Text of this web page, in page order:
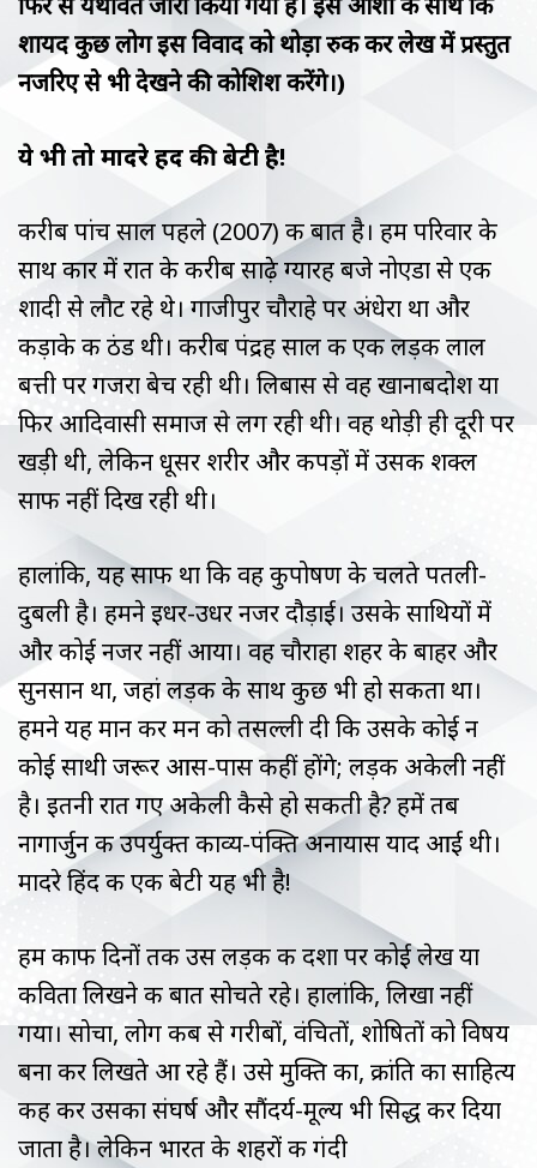
शायद कुछ लोग इस विवाद को थोड़ा रुक कर लेख में प्रस्तुत
नजरिए से भी देखने की कोशिश करेंगे।)
ये भी तो मादरे हिंद की बेटी है!
करीब पांच साल पहले (2007) की बात है। हम परिवार के
साथ कार में रात के करीब साढ़े ग्यारह बजे नोएडा से एक
शादी से लौट रहे थे। गाजीपुर चौराहे पर अंधेरा था और
कड़ाके की ठंड थी। करीब पंद्रह साल की एक लड़की लाल
बत्ती पर गजरा बेच रही थी। लिबास से वह खानाबदोश या
फिर आदिवासी समाज से लग रही थी। वह थोड़ी ही दूरी पर
खड़ी थी, लेकिन धूसर शरीर और कपड़ों में उसकी शक्ल
साफ नहीं दिख रही थी।
हालांकि, यह साफ था कि वह कुपोषण के चलते पतली-
दुबली है। हमने इधर-उधर नजर दौड़ाई। उसके साथियों में
और कोई नजर नहीं आया। वह चौराहा शहर के बाहर और
सुनसान था, जहां लड़की के साथ कुछ भी हो सकता था।
हमने यह मान कर मन को तसल्ली दी कि उसके कोई न
कोई साथी जरूर आस-पास कहीं होंगे; लड़की अकेली नहीं
है। इतनी रात गए अकेली कैसे हो सकती है? हमें तब
नागार्जुन की उपर्युक्त काव्य-पंक्ति अनायास याद आई थी।
मादरे हिंद की एक बेटी यह भी है!
हम काफी दिनों तक उस लड़की की दशा पर कोई लेख या
कविता लिखने की बात सोचते रहे। हालांकि, लिखा नहीं
गया। सोचा, लोग कब से गरीबों, वंचितों, शोषितों को विषय
बना कर लिखते आ रहे हैं। उसे मुक्ति का, क्रांति का साहित्य
कह कर उसका संघर्ष और सौंदर्य-मूल्य भी सिद्ध कर दिया
जाता है। लेकिन भारत के शहरों की गंदी